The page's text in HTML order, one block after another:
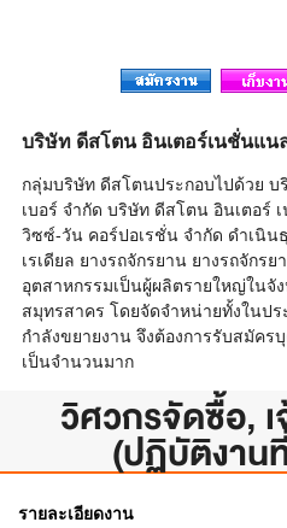
บริษัท ดีสโตน อินเตอร์เนชั่นแน
กลุ่มบริษัท ดีสโตนประกอบไปด้วย
เบอร์ จำกัด บริษัท ดีสโตน อินเตอร์
วิซซ์-วัน คอร์ปอเรชั่น จำกัด ดำเนิน
เรเดียล ยางรถจักรยาน ยางรถจักร
อุตสาหกรรมเป็นผู้ผลิตรายใหญ่ในจั
สมุทรสาคร โดยจัดจำหน่ายทั้งในปร
กำลังขยายงาน จึงต้องการรับสมัคร
เป็นจำนวนมาก
วิศวกรจัดซื้อ,
(ปฏิบัติงาน
รายละเอียดงาน